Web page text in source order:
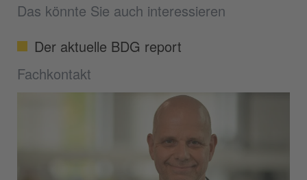
Das könnte Sie auch interessieren
Der aktuelle BDG report
Fachkontakt